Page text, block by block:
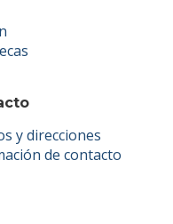
y direcciones
de contacto